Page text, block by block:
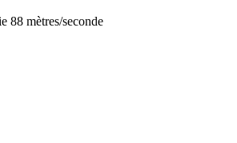
88 mètres/seconde